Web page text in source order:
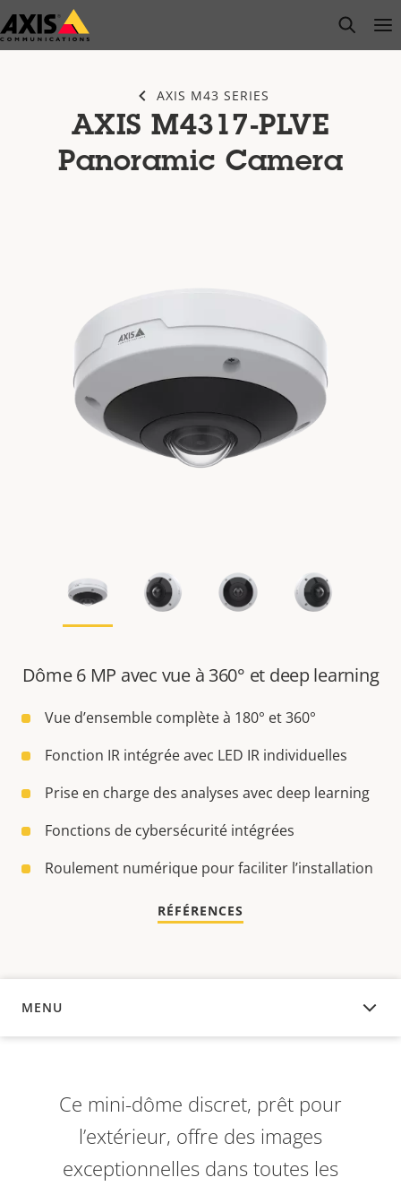
Passer
au
open
AXIS M43 SERIES
AXIS M4317-PLVE
Panoramic Camera
Dôme 6 MP avec vue à 360° et deep learning
Vue d’ensemble complète à 180° et 360°
Fonction IR intégrée avec LED IR individuelles
Prise en charge des analyses avec deep learning
Fonctions de cybersécurité intégrées
Roulement numérique pour faciliter l’installation
RÉFÉRENCES
MENU
APERÇU
Ce mini-dôme discret, prêt pour
l’extérieur, offre des images
exceptionnelles dans toutes les